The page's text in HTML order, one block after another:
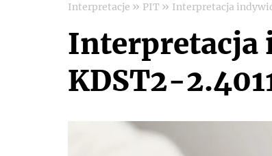
Interpretacje » PIT » Interpretacja
Interpretacja
KDST2-